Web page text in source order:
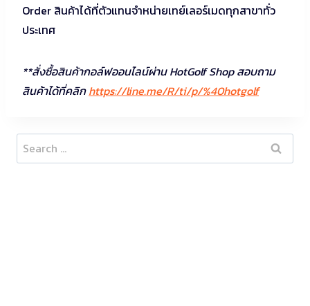
Order สินค้าได้ที่ตัวแทนจำหน่ายเทย์เลอร์เมดทุกสาขาทั่ว
ประเทศ
**สั่งซื้อสินค้ากอล์ฟออนไลน์ผ่าน HotGolf Shop สอบถาม
สินค้าได้ที่คลิกhttps://line.me/R/ti/p/%40hotgolf
Search
for: